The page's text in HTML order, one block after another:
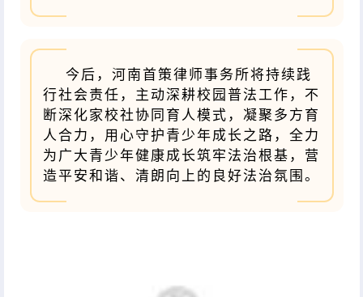
今后，河南首策律师事务所将持续践
行社会责任，主动深耕校园普法工作，不
断深化家校社协同育人模式，凝聚多方育
人合力，用心守护青少年成长之路，全力
为广大青少年健康成长筑牢法治根基，营
造平安和谐、清朗向上的良好法治氛围。